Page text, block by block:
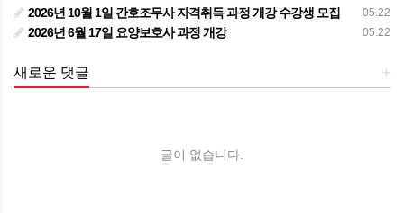
05.22
2026년 10월 1일 간호조무사 자격취득 과정 개강 수강생 모집
05.22
2026년 6월 17일 요양보호사 과정 개강
+
새로운 댓글
글이 없습니다.